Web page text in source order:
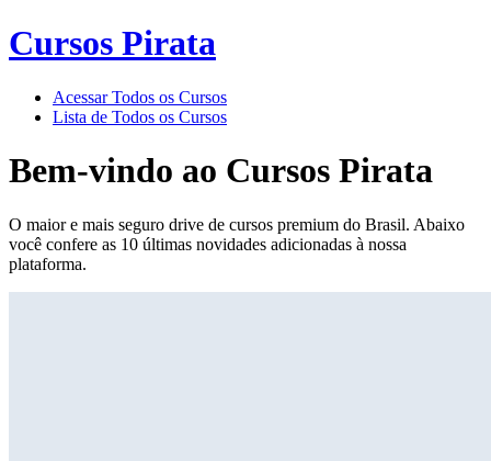
Cursos Pirata
Acessar Todos os Cursos
Lista de Todos os Cursos
Bem-vindo ao Cursos Pirata
O maior e mais seguro drive de cursos premium do Brasil. Abaixo
você confere as 10 últimas novidades adicionadas à nossa
plataforma.